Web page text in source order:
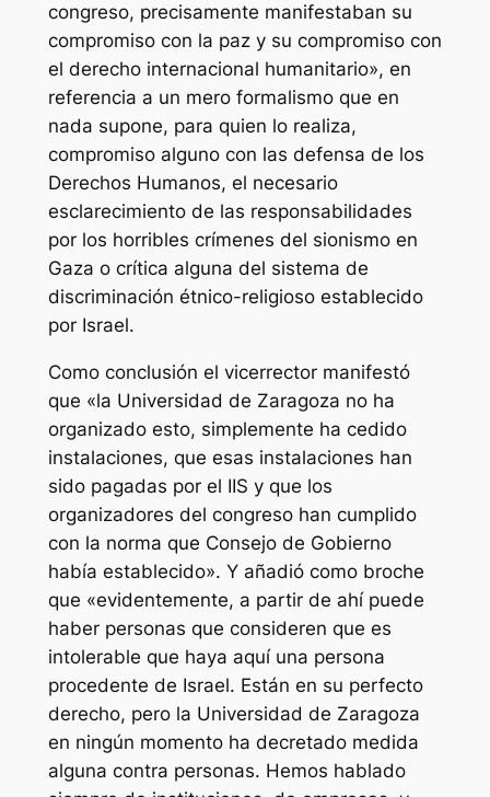
congreso, precisamente manifestaban su
compromiso con la paz y su compromiso con
el derecho internacional humanitario», en
referencia a un mero formalismo que en
nada supone, para quien lo realiza,
compromiso alguno con las defensa de los
Derechos Humanos, el necesario
esclarecimiento de las responsabilidades
por los horribles crímenes del sionismo en
Gaza o crítica alguna del sistema de
discriminación étnico-religioso establecido
por Israel.
Como conclusión el vicerrector manifestó
que «la Universidad de Zaragoza no ha
organizado esto, simplemente ha cedido
instalaciones, que esas instalaciones han
sido pagadas por el IIS y que los
organizadores del congreso han cumplido
con la norma que Consejo de Gobierno
había establecido». Y añadió como broche
que «evidentemente, a partir de ahí puede
haber personas que consideren que es
intolerable que haya aquí una persona
procedente de Israel. Están en su perfecto
derecho, pero la Universidad de Zaragoza
en ningún momento ha decretado medida
alguna contra personas. Hemos hablado